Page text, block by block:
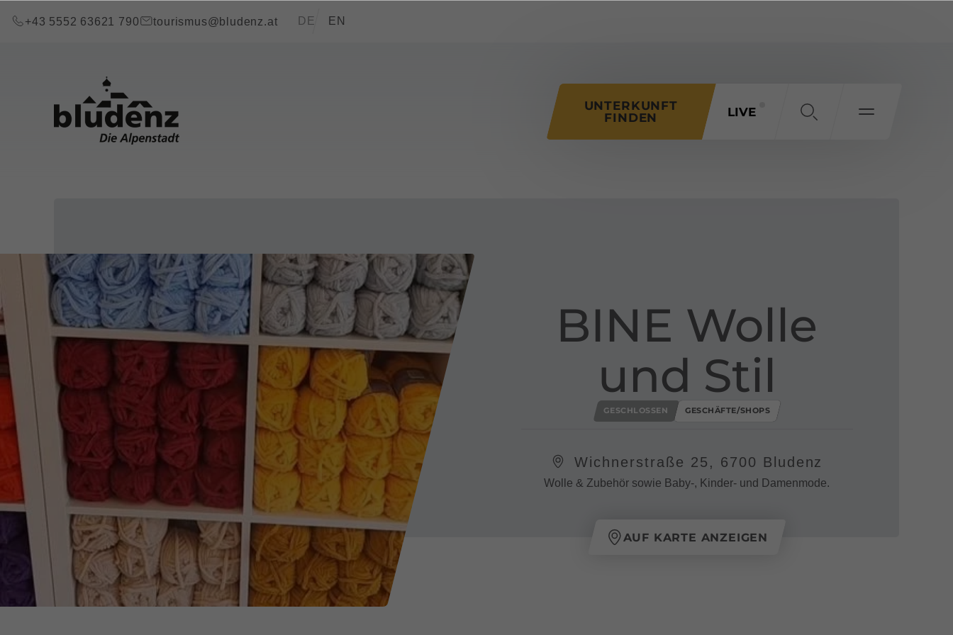
+43 5552 63621 790
tourismus@bludenz.at DE EN
UNTERKUNFT
FINDEN
LIVE
BINE Wolle
und Stil
GESCHLOSSEN GESCHÄFTE/SHOPS
Wichnerstraße 25, 6700 Bludenz
Wolle & Zubehör sowie Baby-, Kinder- und Damenmode.
AUF KARTE ANZEIGEN